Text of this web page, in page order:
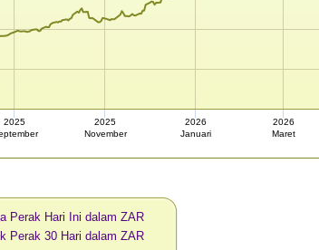
2025
2025
November
2026
Januari
2026
Maret
Perak Hari Ini dalam ZAR
Perak 30 Hari dalam ZAR